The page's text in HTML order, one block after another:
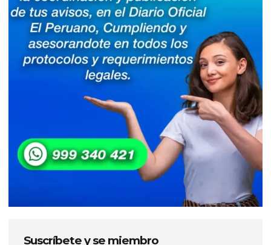
Suscríbete y se miembro